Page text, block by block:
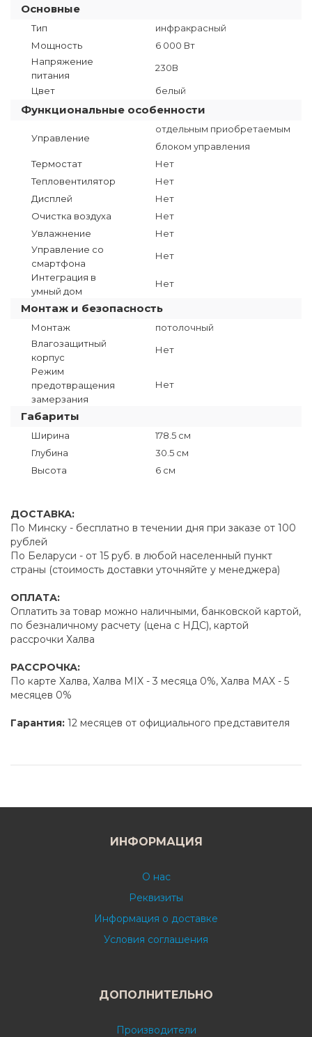
Основные
Тип
инфракрасный
Мощность
6 000 Вт
Напряжение
питания
230В
Цвет белый
Функциональные особенности
Управление
отдельным приобретаемым
блоком управления
Термостат
Нет
Тепловентилятор
Нет
Дисплей
Нет
Очистка воздуха
Нет
Увлажнение
Нет
Управление со
смартфона
Нет
Интеграция в
умный дом
Нет
Монтаж и безопасность
Монтаж
потолочный
Влагозащитный
корпус
Нет
Режим
предотвращения
замерзания
Нет
Габариты
Ширина
178.5 см
Глубина
30.5 см
Высота
6 см
ДОСТАВКА:
По Минску - бесплатно в течении дня при заказе от 100
рублей
По Беларуси - от 15 руб. в любой населенный пункт
страны (стоимость доставки уточняйте у менеджера)
ОПЛАТА:
Оплатить за товар можно наличными, банковской картой,
по безналичному расчету (цена с НДС), картой
рассрочки Халва
РАССРОЧКА:
По карте Халва, Халва MIX - 3 месяца 0%, Халва MAX - 5
месяцев 0%
Гарантия: 12 месяцев от официального представителя
ИНФОРМАЦИЯ
О нас
Реквизиты
Информация о доставке
Условия соглашения
ДОПОЛНИТЕЛЬНО
Производители